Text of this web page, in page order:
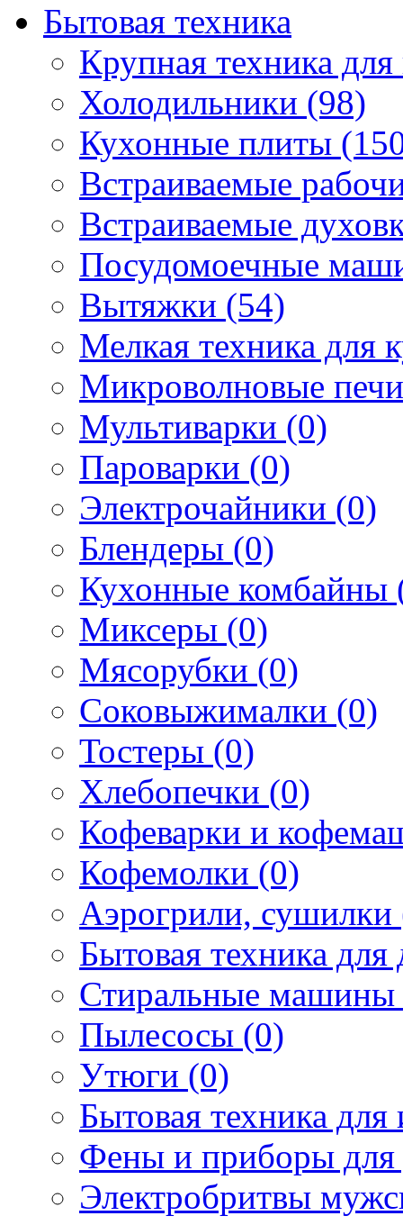
Бытовая техника
Крупная техника
Холодильники (98)
Кухонные плиты
Встраиваемые
Встраиваемые
Посудомоечные
Вытяжки (54)
Мелкая техника для
Микроволновые
Мультиварки (0)
Пароварки (0)
Электрочайники (0)
Блендеры (0)
Кухонные комбайны
Миксеры (0)
Мясорубки (0)
Соковыжималки (0)
Тостеры (0)
Хлебопечки (0)
Кофеварки и
Кофемолки (0)
Аэрогрили, сушилки
Бытовая техника
Стиральные машины
Пылесосы (0)
Утюги (0)
Бытовая техника
Фены и приборы для
Электробритвы